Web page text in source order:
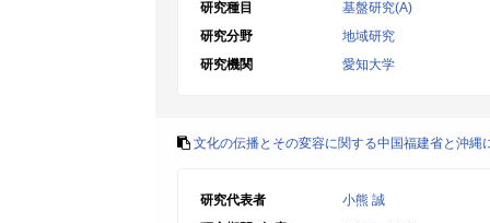
研究種目
基盤研究(A)
研究分野
地域研究
研究機関
愛知大学
文化の伝播とその変容に関する中国福建省と沖縄
研究代表者
小熊 誠